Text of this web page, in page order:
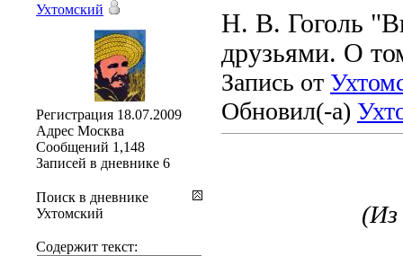
Н. В. Гоголь
друзьями. О
Запись от
Обновил(-а)
(Из
Ухтомский
Регистрация 18.07.2009
Адрес Москва
Сообщений 1,148
Записей в дневнике 6
Поиск в дневнике
Ухтомский
Содержит текст: